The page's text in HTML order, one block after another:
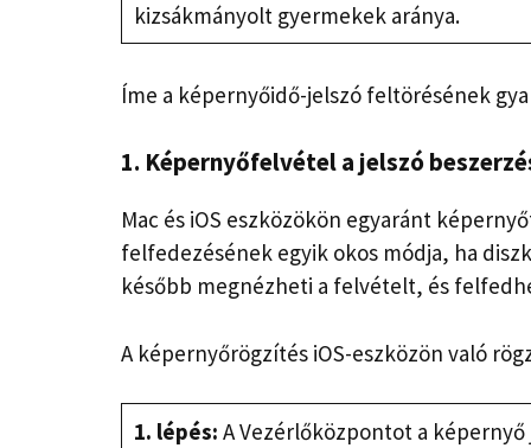
kizsákmányolt gyermekek aránya.
Íme a képernyőidő-jelszó feltörésének
1. Képernyőfelvétel a jelszó
Mac és iOS eszközökön egyaránt
felfedezésének egyik okos módja, ha
később megnézheti a felvételt, és
A képernyőrögzítés iOS-eszközön való
1. lépés: A Vezérlőközpontot a